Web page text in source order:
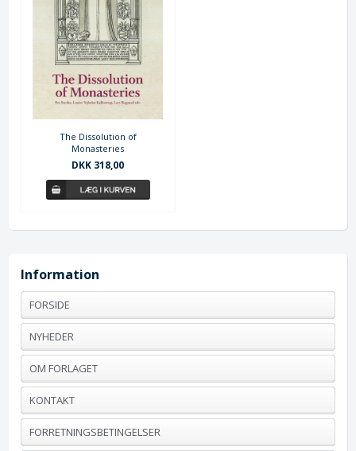
The Dissolution of
Monasteries
DKK 318,00
Information
FORSIDE
NYHEDER
OM FORLAGET
KONTAKT
FORRETNINGSBETINGELSER